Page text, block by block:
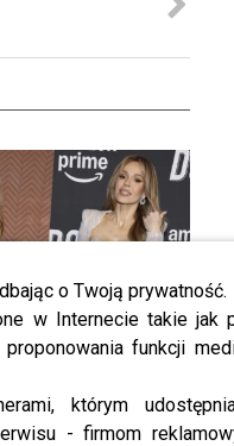
o Twoją prywatność.
w Internecie takie jak
funkcji
którym
- firmom
na premierze swojego
tę kreację patrzyli